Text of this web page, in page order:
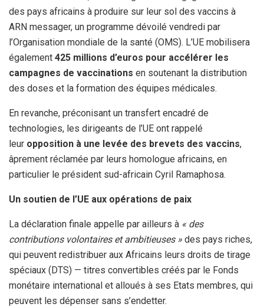
des pays africains à produire sur leur sol des vaccins à
ARN messager, un programme dévoilé vendredi par
l’Organisation mondiale de la santé (OMS). L’UE mobilisera
également 425 millions d’euros pour accélérer les
campagnes de vaccinations en soutenant la distribution
des doses et la formation des équipes médicales.
En revanche, préconisant un transfert encadré de
technologies, les dirigeants de l’UE ont rappelé
leur opposition à une levée des brevets des vaccins,
âprement réclamée par leurs homologue africains, en
particulier le président sud-africain Cyril Ramaphosa.
Un soutien de l’UE aux opérations de paix
La déclaration finale appelle par ailleurs à « des
contributions volontaires et ambitieuses » des pays riches,
qui peuvent redistribuer aux Africains leurs droits de tirage
spéciaux (DTS) — titres convertibles créés par le Fonds
monétaire international et alloués à ses Etats membres, qui
peuvent les dépenser sans s’endetter.